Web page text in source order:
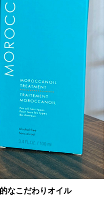
なこだわりオイル